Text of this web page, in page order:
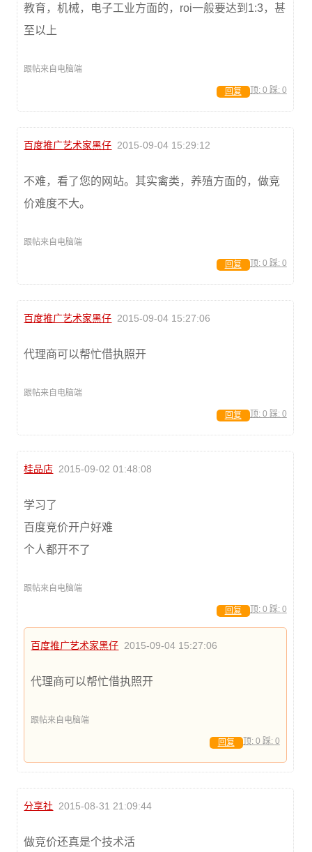
教育，机械，电子工业方面的，roi一般要达到1:3，甚
至以上
跟帖来自电脑端
顶: 0 踩: 0
回复
百度推广艺术家黑仔 2015-09-04 15:29:12
不难，看了您的网站。其实禽类，养殖方面的，做竞
价难度不大。
跟帖来自电脑端
顶: 0 踩: 0
回复
百度推广艺术家黑仔 2015-09-04 15:27:06
代理商可以帮忙借执照开
跟帖来自电脑端
顶: 0 踩: 0
回复
桂品店 2015-09-02 01:48:08
学习了
百度竞价开户好难
个人都开不了
跟帖来自电脑端
顶: 0 踩: 0
回复
百度推广艺术家黑仔 2015-09-04 15:27:06
代理商可以帮忙借执照开
跟帖来自电脑端
顶: 0 踩: 0
回复
分享社 2015-08-31 21:09:44
做竞价还真是个技术活